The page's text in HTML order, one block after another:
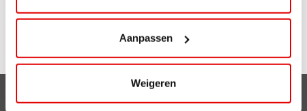
Aanpassen
Weigeren
Meer weten over ViaAVIA en registreren? Kijk
of download de app op je telefoon!
Clubsparen